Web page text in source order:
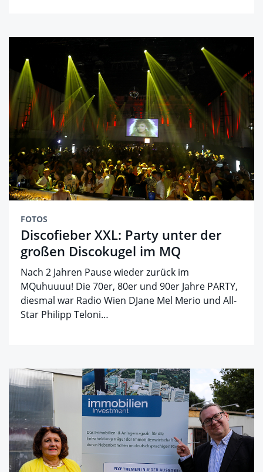
FOTOS
Discofieber XXL: Party unter der
großen Discokugel im MQ
Nach 2 Jahren Pause wieder zurück im
MQuhuuuu! Die 70er, 80er und 90er Jahre PARTY,
diesmal war Radio Wien DJane Mel Merio und All-
Star Philipp Teloni…